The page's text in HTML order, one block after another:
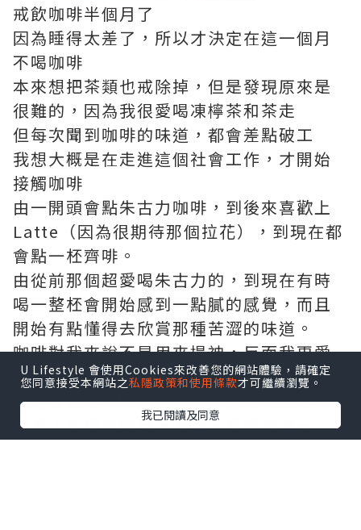
戒飲咖啡半個月了
因為睡得太差了，所以才決定在這一個月
不喝咖啡
本來想把茶類也戒除掉，但是發現原來是
很難的，因為我很愛喝凍檸茶和茶走
但每次聞到咖啡的味道，都會差點破工
我想大概是在走進這個社會工作，才開始
接觸咖啡
由一開頭會點朱古力咖啡，到後來喜歡上
Latte（因為很期待那個拉花），到現在都
會點一柸齊啡。
由從前那個超愛喝朱古力的，到現在有時
喝一整柸會開始感到一點膩的感覺，而且
開始有點懂得去欣賞那種苦澀的味道。
咖啡對我來說不是用來提神，反而我更愛
在放假的時候休閒的喝上一柸好咖啡。
決定在戒咖啡期滿後去買一些好的煲咖啡
用具，在周末給自己泡製一柸好咖啡～
U Lifestyle 會使用Cookies來改善您的網站體驗，請確定
您同意接受本網站之私隱政策和使用條款才可繼續瀏覽。
我已閱讀及同意